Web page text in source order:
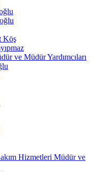
Köş
ve Müdür Yardımcıları
Hizmetleri Müdür ve